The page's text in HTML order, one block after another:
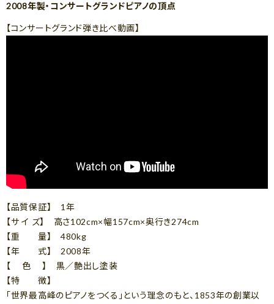
2008年製・コンサートグランドピアノの頂点
【コンサートグランド弾き比べ動画】
【品質保証】 1年
【サ イ ズ】 高さ102cm×幅157cm×奥行き274cm
【重 量】 480kg
【年 式】 2008年
【 色 】 黒／艶出し塗装
【特 徴】
「世界最高峰のピアノをつくる」という理念のもと、1853年の創業以